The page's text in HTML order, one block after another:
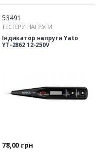
53491
ТЕСТЕРИ НАПРУГИ
Індикатор напруги Yato
YT-2862 12-250V
Ціна
78,00 грн